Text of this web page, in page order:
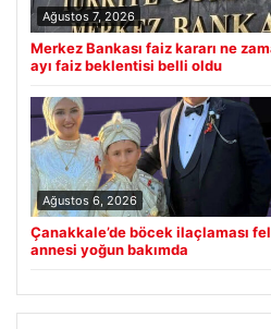
Ağustos 7, 2026
Merkez Bankası faiz kararı ne
ayı faiz beklentisi belli oldu
Ağustos 6, 2026
Çanakkale’de böcek ilaçlaması
annesi yoğun bakımda